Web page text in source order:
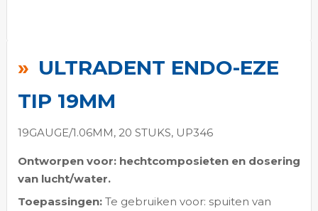
ULTRADENT ENDO-EZE
TIP 19MM
19GAUGE/1.06MM, 20 STUKS, UP346
Ontworpen voor: hechtcomposieten en dosering
van lucht/water.
Toepassingen:Te gebruiken voor: spuiten van
het
begin
van
de
gallerij